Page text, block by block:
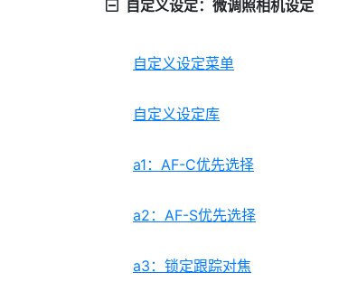
自定义设定：微调照相机设定
自定义设定菜单
自定义设定库
a1：AF-C优先选择
a2：AF-S优先选择
a3：锁定跟踪对焦